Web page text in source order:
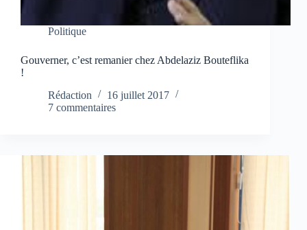
Politique
Gouverner, c’est remanier chez Abdelaziz Bouteflika
!
Rédaction
16 juillet 2017
7 commentaires